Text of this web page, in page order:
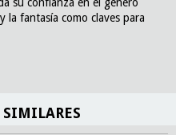
la fantasía como claves para
SIMILARES